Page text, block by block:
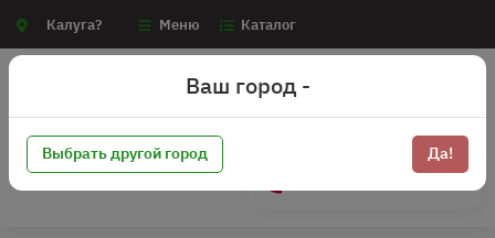
Калуга? Меню Каталог
Ваш город -
Выбрать другой город Да!